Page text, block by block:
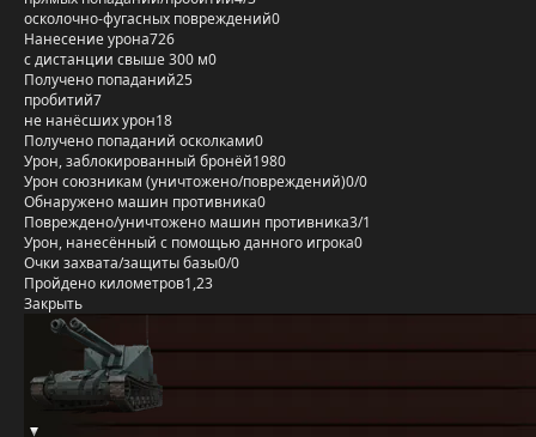
осколочно-фугасных повреждений0
Нанесение урона726
с дистанции свыше 300 м0
Получено попаданий25
пробитий7
не нанёсших урон18
Получено попаданий осколками0
Урон, заблокированный бронёй1980
Урон союзникам (уничтожено/повреждений)0/0
Обнаружено машин противника0
Повреждено/уничтожено машин противника3/1
Урон, нанесённый с помощью данного игрока0
Очки захвата/защиты базы0/0
Пройдено километров1,23
Закрыть